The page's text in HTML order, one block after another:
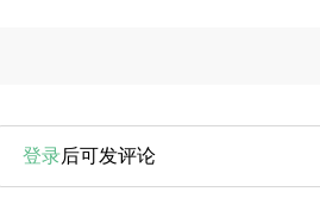
登录后可发评论